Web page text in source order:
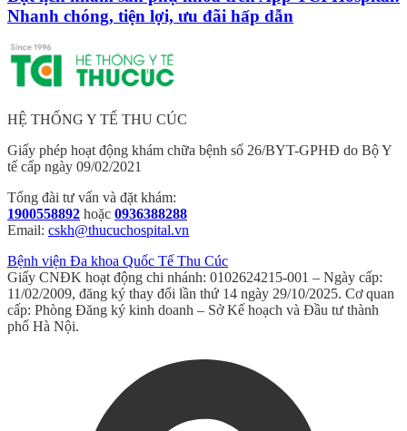
Nhanh chóng, tiện lợi, ưu đãi hấp dẫn
HỆ THỐNG Y TẾ THU CÚC
Giấy phép hoạt động khám chữa bệnh số 26/BYT-GPHĐ do Bộ Y
tế cấp ngày 09/02/2021
Tổng đài tư vấn và đặt khám:
1900558892 hoặc 0936388288
Email: cskh@thucuchospital.vn
Bệnh viện Đa khoa Quốc Tế Thu Cúc
Giấy CNĐK hoạt động chi nhánh: 0102624215-001 – Ngày cấp:
11/02/2009, đăng ký thay đổi lần thứ 14 ngày 29/10/2025. Cơ quan
cấp: Phòng Đăng ký kinh doanh – Sở Kế hoạch và Đầu tư thành
phố Hà Nội.